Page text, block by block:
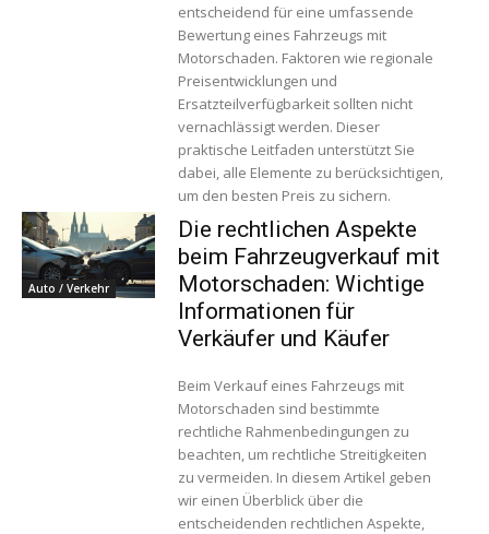
entscheidend für eine umfassende
Bewertung eines Fahrzeugs mit
Motorschaden. Faktoren wie regionale
Preisentwicklungen und
Ersatzteilverfügbarkeit sollten nicht
vernachlässigt werden. Dieser
praktische Leitfaden unterstützt Sie
dabei, alle Elemente zu berücksichtigen,
um den besten Preis zu sichern.
Auto / Verkehr
Die rechtlichen Aspekte
beim Fahrzeugverkauf mit
Motorschaden: Wichtige
Informationen für
Verkäufer und Käufer
Beim Verkauf eines Fahrzeugs mit
Motorschaden sind bestimmte
rechtliche Rahmenbedingungen zu
beachten, um rechtliche Streitigkeiten
zu vermeiden. In diesem Artikel geben
wir einen Überblick über die
entscheidenden rechtlichen Aspekte,